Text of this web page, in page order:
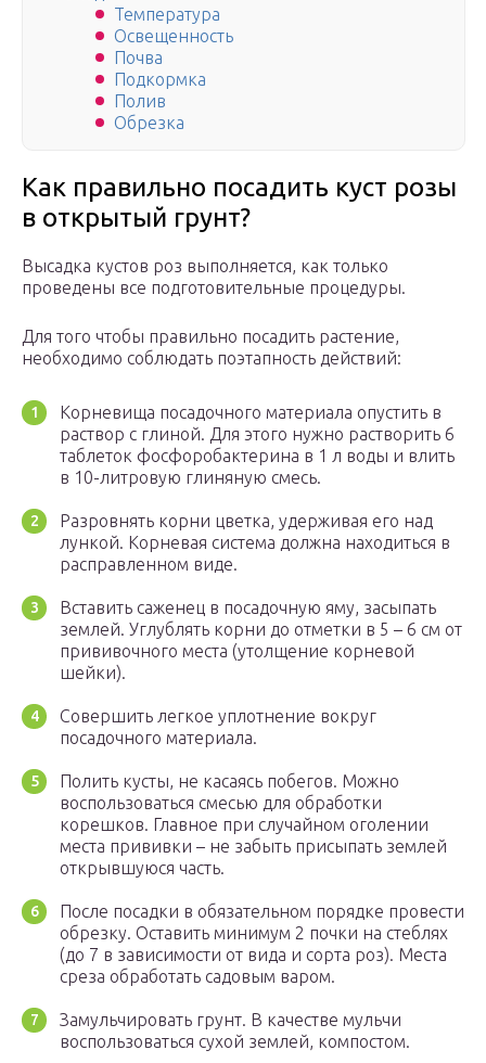
Температура
Освещенность
Почва
Подкормка
Полив
Обрезка
Как правильно посадить куст розы
в открытый грунт?
Высадка кустов роз выполняется, как только
проведены все подготовительные процедуры.
Для того чтобы правильно посадить растение,
необходимо соблюдать поэтапность действий:
Корневища посадочного материала опустить в
раствор с глиной. Для этого нужно растворить 6
таблеток фосфоробактерина в 1 л воды и влить
в 10-литровую глиняную смесь.
Разровнять корни цветка, удерживая его над
лункой. Корневая система должна находиться в
расправленном виде.
Вставить саженец в посадочную яму, засыпать
землей. Углублять корни до отметки в 5 – 6 см от
прививочного места (утолщение корневой
шейки).
Совершить легкое уплотнение вокруг
посадочного материала.
Полить кусты, не касаясь побегов. Можно
воспользоваться смесью для обработки
корешков. Главное при случайном оголении
места прививки – не забыть присыпать землей
открывшуюся часть.
После посадки в обязательном порядке провести
обрезку. Оставить минимум 2 почки на стеблях
(до 7 в зависимости от вида и сорта роз). Места
среза обработать садовым варом.
Замульчировать грунт. В качестве мульчи
воспользоваться сухой землей, компостом.